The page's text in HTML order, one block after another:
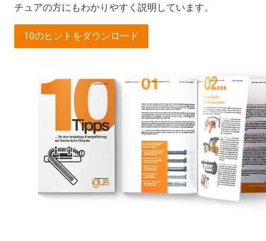
チュアの方にもわかりやすく説明しています。
10のヒントをダウンロード